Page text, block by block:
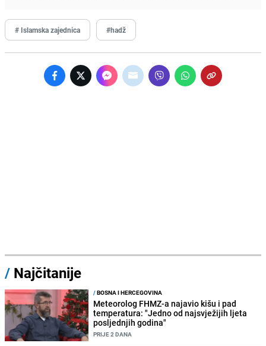
# Islamska zajednica #hadž
/ Najčitanije
/BOSNA I HERCEGOVINA
Meteorolog FHMZ-a najavio kišu i pad
temperatura: "Jedno od najsvježijih ljeta
posljednjih godina"
PRIJE 2 DANA